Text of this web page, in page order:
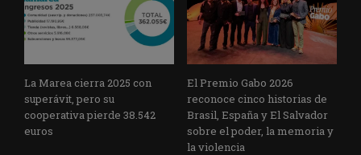
La Marea cierra 2025 con
superávit, pero su
cooperativa pierde 38.542
euros
El Premio Gabo 2026
reconoce cinco historias de
Brasil, España y El Salvador
sobre el poder, la memoria y
la violencia